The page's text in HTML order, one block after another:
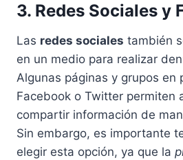
3. Redes Sociales y
Las redes sociales también
en un medio para realizar
Algunas páginas y grupos en
Facebook o Twitter permiten
compartir información de
Sin embargo, es importante
elegir esta opción, ya que la